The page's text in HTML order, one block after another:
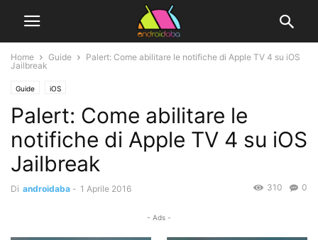
Home Guide
Palert: Come abilitare le notifiche di Apple TV 4 su iOS
Jailbreak
Guide iOS
Palert: Come abilitare le
notifiche di Apple TV 4 su iOS
Jailbreak
Di androidaba - 1 Aprile 2016 0
310
- Ads -